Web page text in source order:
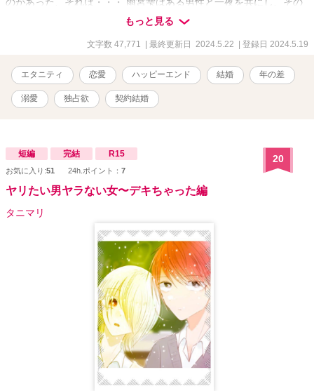
場を逃げ出した、暫くして妊娠に気づく。 そんなある日雫の前に冴
木コーポレーション御曹司、冴木峻が現れ、「俺の婚約者になって
くれ、今日からその子は俺の子供な」突然の申し出に困惑する雫。
引き受ける事になった。 愛の無い生活のはずが峻の独占欲はエスカ
レートしていく。そんな彼には実は秘密があった。
もっと見る
文字数 47,771 | 最終更新日 2024.5.22 | 登録日 2024.5.19
エタニティ 恋愛 ハッピーエンド 結婚 年の差
溺愛 独占欲 契約結婚
短編 完結 R15
お気に入り:51 24h.ポイント： 7
20
ヤリたい男ヤラない女〜デキちゃった編
タニマリ